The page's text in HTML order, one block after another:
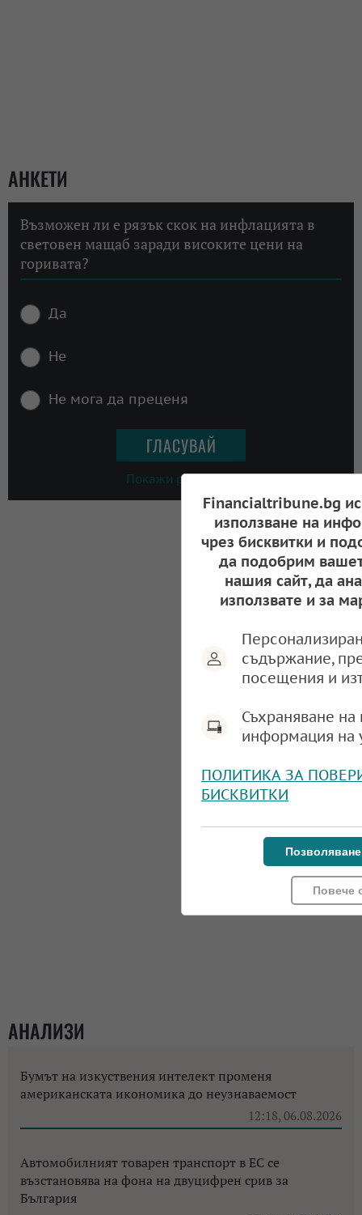
АНКЕТИ
Възможен ли е рязък скок на инфлацията в
световен мащаб заради високите цени на
горивата?
Да
Не
Не мога да преценя
Покажи резултати
АНАЛИЗИ
Бумът на изкуствения интелект променя
американската икономика до неузнаваемост
12:18, 06.08.2026
Автомобилният товарен транспорт в ЕС се
възстановява на фона на двуцифрен срив за
България
Financialtribune.bg
използване на
чрез бисквитки и
да подобрим
нашия сайт, да
използвате и за
съдържание,
посещения и
Съхраняване
информация на
ПОЛИТИКА ЗА
БИСКВИТКИ
Повече